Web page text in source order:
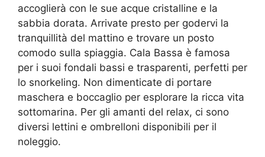
accoglierà con le sue acque cristalline e la
sabbia dorata. Arrivate presto per godervi la
tranquillità del mattino e trovare un posto
comodo sulla spiaggia. Cala Bassa è famosa
per i suoi fondali bassi e trasparenti, perfetti per
lo snorkeling. Non dimenticate di portare
maschera e boccaglio per esplorare la ricca vita
sottomarina. Per gli amanti del relax, ci sono
diversi lettini e ombrelloni disponibili per il
noleggio.